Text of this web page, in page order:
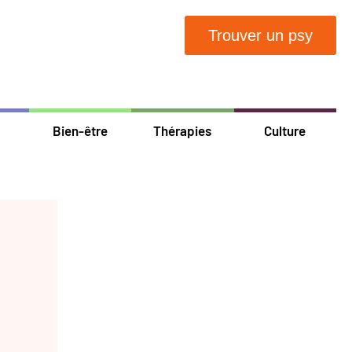
Trouver un psy
Bien-être Thérapies Culture